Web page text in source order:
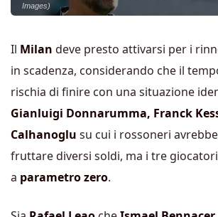
Images)
Il Milan deve presto attivarsi per i
in scadenza, considerando che il
rischia di finire con una situazione
Gianluigi Donnarumma, Franck
Calhanoglu su cui i rossoneri
fruttare diversi soldi, ma i tre
a parametro zero.